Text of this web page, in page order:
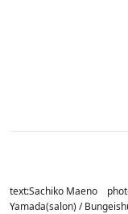
text:Sachiko Maeno
Yamada(salon) /